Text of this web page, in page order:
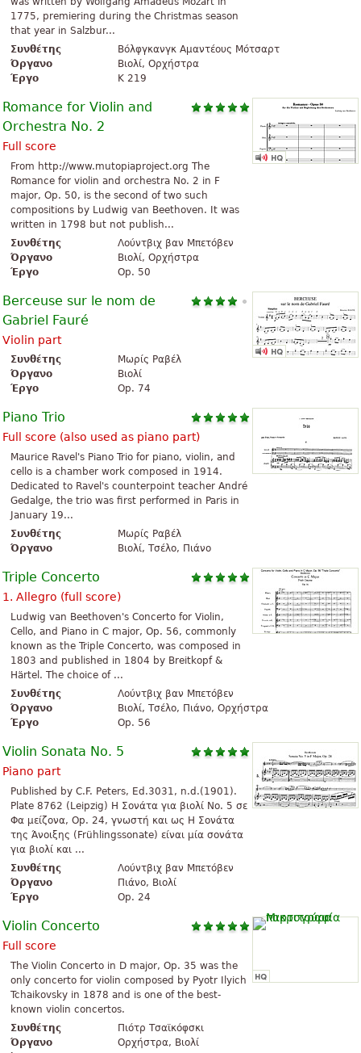
1775, premiering during the Christmas season
that year in Salzbur...
Συνθέτης
Βόλφγκανγκ Αμαντέους Μότσαρτ
Όργανο
Βιολί, Ορχήστρα
Έργο
K 219
Romance for Violin and
Orchestra No. 2
Full score
From http://www.mutopiaproject.org The
Romance for violin and orchestra No. 2 in F
major, Op. 50, is the second of two such
compositions by Ludwig van Beethoven. It was
written in 1798 but not publish...
Συνθέτης
Λούντβιχ βαν Μπετόβεν
Όργανο
Βιολί, Ορχήστρα
Έργο
Op. 50
Berceuse sur le nom de
Gabriel Fauré
Violin part
Συνθέτης
Μωρίς Ραβέλ
Όργανο
Βιολί
Έργο
Op. 74
Piano Trio
Full score (also used as piano part)
Maurice Ravel's Piano Trio for piano, violin, and
cello is a chamber work composed in 1914.
Dedicated to Ravel's counterpoint teacher André
Gedalge, the trio was first performed in Paris in
January 19...
Συνθέτης
Μωρίς Ραβέλ
Όργανο
Βιολί, Τσέλο, Πιάνο
Triple Concerto
1. Allegro (full score)
Ludwig van Beethoven's Concerto for Violin,
Cello, and Piano in C major, Op. 56, commonly
known as the Triple Concerto, was composed in
1803 and published in 1804 by Breitkopf &
Härtel. The choice of ...
Συνθέτης
Λούντβιχ βαν Μπετόβεν
Όργανο
Βιολί, Τσέλο, Πιάνο, Ορχήστρα
Έργο
Op. 56
Violin Sonata No. 5
Piano part
Published by C.F. Peters, Ed.3031, n.d.(1901).
Plate 8762 (Leipzig) Η Σονάτα για βιολί No. 5 σε
Φα μείζονα, Op. 24, γνωστή και ως Η Σονάτα
της Άνοιξης (Frühlingssonate) είναι μία σονάτα
για βιολί και ...
Συνθέτης
Λούντβιχ βαν Μπετόβεν
Όργανο
Πιάνο, Βιολί
Έργο
Op. 24
Violin Concerto
Full score
The Violin Concerto in D major, Op. 35 was the
only concerto for violin composed by Pyotr Ilyich
Tchaikovsky in 1878 and is one of the best-
known violin concertos.
Συνθέτης
Πιότρ Τσαϊκόφσκι
Όργανο
Ορχήστρα, Βιολί